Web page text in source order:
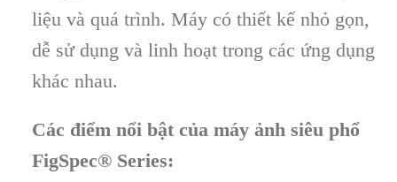
liệu và quá trình. Máy có thiết kế nhỏ gọn,
dễ sử dụng và linh hoạt trong các ứng dụng
khác nhau.
Các điểm nổi bật của máy ảnh siêu phổ
FigSpec® Series: